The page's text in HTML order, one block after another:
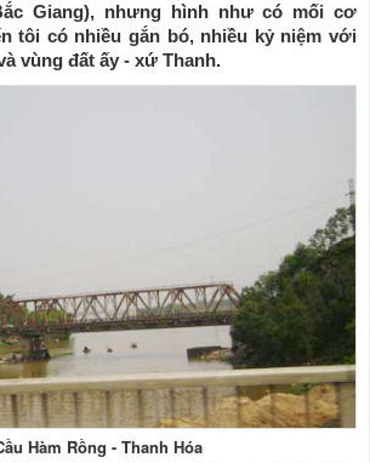
Giang), nhưng hình như có mối cơ
tôi có nhiều gắn bó, nhiều kỷ niệm với
vùng đất ấy - xứ Thanh.
Hàm Rồng - Thanh Hóa